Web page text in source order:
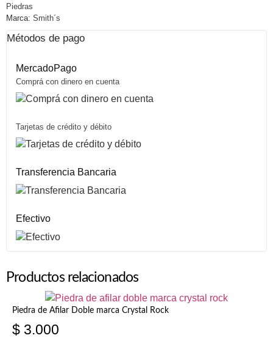
Piedras
Marca: Smith´s
Métodos de pago
MercadoPago
Comprá con dinero en cuenta
Tarjetas de crédito y débito
Transferencia Bancaria
Efectivo
Productos relacionados
Piedra de Afilar Doble marca Crystal Rock
$ 3.000